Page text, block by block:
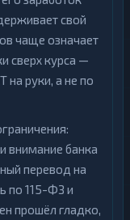
свой
чаще означает
сверх курса —
на руки, а не по
внимание банка
перевод на
по 115-ФЗ и
прошёл гладко,